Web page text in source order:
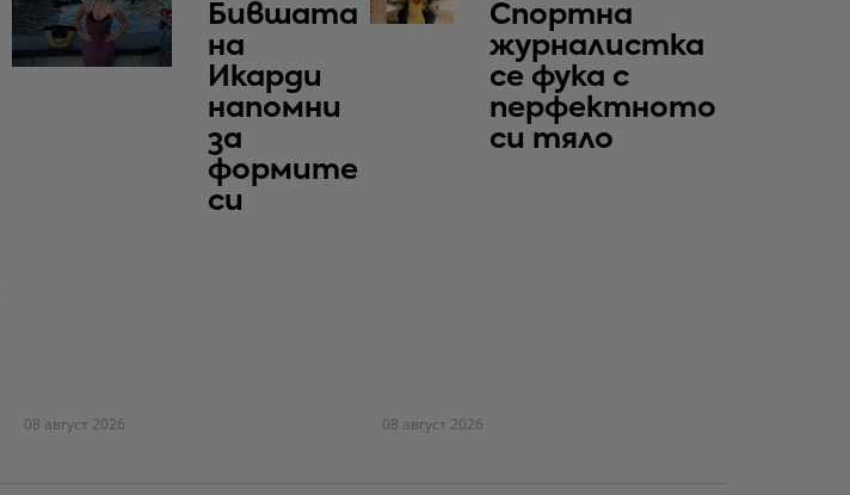
Бившата
на
Икарди
напомни
за
формите
си
08 август 2026
Спортна
журналистка
се фука с
перфектното
си тяло
08 август 2026